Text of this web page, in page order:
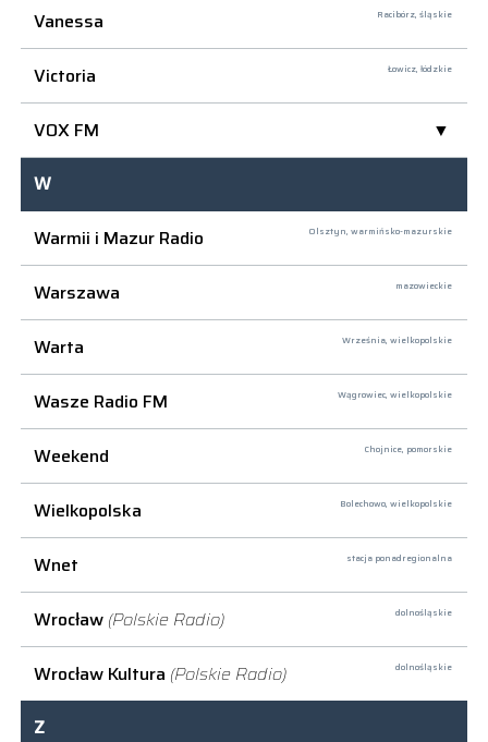
Vanessa
Racibórz, śląskie
Victoria Łowicz, łódzkie
VOX FM
W
Warmii i Mazur Radio
Olsztyn, warmińsko-mazurskie
Warszawa mazowieckie
Warta Września, wielkopolskie
Wasze Radio FM Wągrowiec, wielkopolskie
Weekend Chojnice, pomorskie
Wielkopolska Bolechowo, wielkopolskie
Wnet stacja ponadregionalna
Wrocław (Polskie Radio) dolnośląskie
Wrocław Kultura (Polskie Radio) dolnośląskie
Z